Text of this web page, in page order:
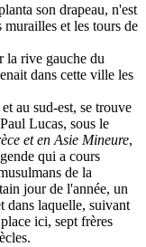
son drapeau, n'est
et les tours de
la rive gauche du
dans cette ville les
au sud-est, se trouve
Lucas, sous le
et en Asie Mineure,
qui a cours
de la
jour de l'année, un
dans laquelle, suivant
ici, sept frères